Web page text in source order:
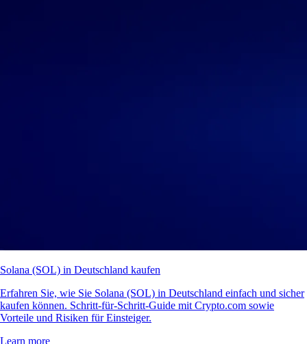
Solana (SOL) in Deutschland kaufen
Erfahren Sie, wie Sie Solana (SOL) in Deutschland einfach und sicher
kaufen können. Schritt-für-Schritt-Guide mit Crypto.com sowie
Vorteile und Risiken für Einsteiger.
Learn more